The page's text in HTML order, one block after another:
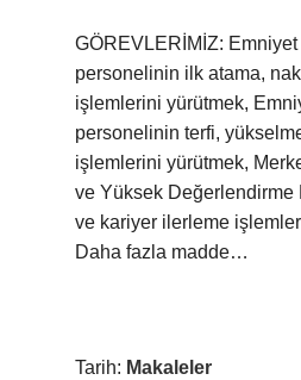
GÖREVLERİMİZ: Emniyet
personelinin ilk atama,
işlemlerini yürütmek,
personelinin terfi,
işlemlerini yürütmek,
ve Yüksek Değerlendirme
ve kariyer ilerleme
Daha fazla madde…
Tarih: Makaleler